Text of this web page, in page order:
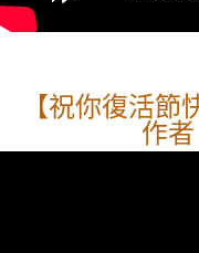
【祝你復活節
作